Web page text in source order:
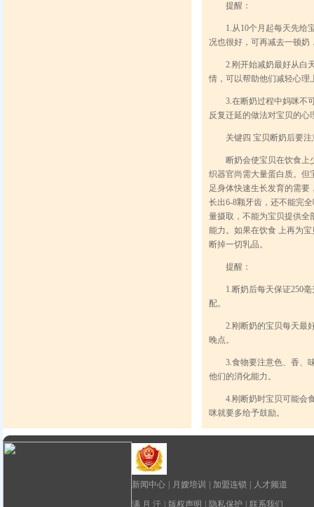
提醒：
1.从10个月起每天先给宝
况也很好，可再减去一顿奶
2.刚开始减奶最好从白天
情，可以帮助他们减轻心理
3.在断奶过程中妈咪不可
反复迁延的做法对宝贝的
关键四 宝贝断奶后要注
断奶会使宝贝在饮食上少
织器官尚需大量蛋白质。但
足身体快速生长发育的需
长出6-8颗牙齿，还不能完
量摄取，不能为宝贝提供全
能力。如果在饮食 上再为
断掉一切乳品。
提醒：
1.断奶后每天保证250毫
配。
2.刚断奶的宝贝每天最好
晚点。
3.食物要注意色、香、味
他们的消化能力。
4.刚断奶时宝贝可能会食
咪就要多给予鼓励。
新闻中心 月嫂培训 加盟连锁
人才频道
满 月 汗
版权声明 隐私保护 联系我们